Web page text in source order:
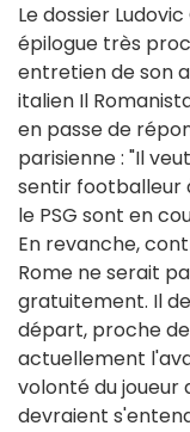
Le dossier
épilogue très
entretien de son
italien Il
en passe de
parisienne : "Il
sentir footballeur
le PSG sont en
En revanche,
Rome ne serait
gratuitement. Il
départ, proche
actuellement
volonté du joueur
devraient